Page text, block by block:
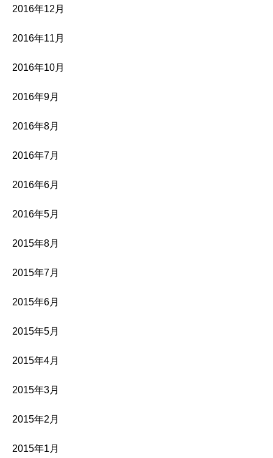
2016年12月
2016年11月
2016年10月
2016年9月
2016年8月
2016年7月
2016年6月
2016年5月
2015年8月
2015年7月
2015年6月
2015年5月
2015年4月
2015年3月
2015年2月
2015年1月